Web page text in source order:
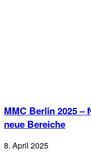
MMC Berlin 2025 –
neue Bereiche
8. April 2025